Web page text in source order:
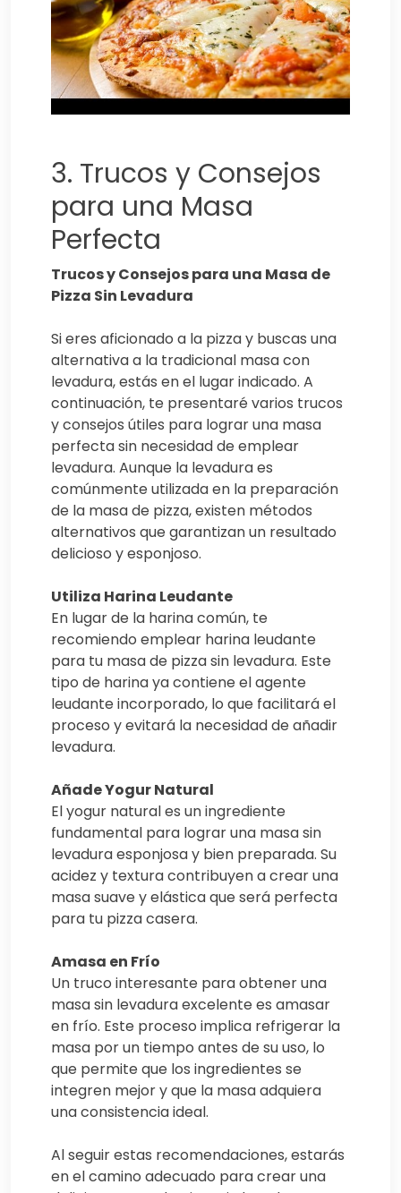
3. Trucos y Consejos
para una Masa
Perfecta
Trucos y Consejos para una Masa de
Pizza Sin Levadura
Si eres aficionado a la pizza y buscas una
alternativa a la tradicional masa con
levadura, estás en el lugar indicado. A
continuación, te presentaré varios trucos
y consejos útiles para lograr una masa
perfecta sin necesidad de emplear
levadura. Aunque la levadura es
comúnmente utilizada en la preparación
de la masa de pizza, existen métodos
alternativos que garantizan un resultado
delicioso y esponjoso.
Utiliza Harina Leudante
En lugar de la harina común, te
recomiendo emplear harina leudante
para tu masa de pizza sin levadura. Este
tipo de harina ya contiene el agente
leudante incorporado, lo que facilitará el
proceso y evitará la necesidad de añadir
levadura.
Añade Yogur Natural
El yogur natural es un ingrediente
fundamental para lograr una masa sin
levadura esponjosa y bien preparada. Su
acidez y textura contribuyen a crear una
masa suave y elástica que será perfecta
para tu pizza casera.
Amasa en Frío
Un truco interesante para obtener una
masa sin levadura excelente es amasar
en frío. Este proceso implica refrigerar la
masa por un tiempo antes de su uso, lo
que permite que los ingredientes se
integren mejor y que la masa adquiera
una consistencia ideal.
Al seguir estas recomendaciones, estarás
en el camino adecuado para crear una